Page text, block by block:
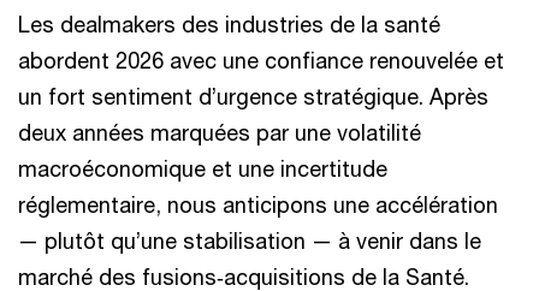
Les dealmakers des industries de la santé
abordent 2026 avec une confiance renouvelée et
un fort sentiment d’urgence stratégique. Après
deux années marquées par une volatilité
macroéconomique et une incertitude
réglementaire, nous anticipons une accélération
— plutôt qu’une stabilisation — à venir dans le
marché des fusions‑acquisitions de la Santé.